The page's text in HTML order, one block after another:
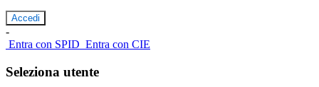
-
Entra con SPID Entra con CIE
Seleziona utente